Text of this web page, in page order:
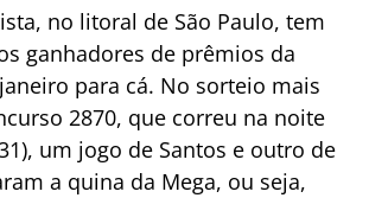
no litoral de São Paulo, tem
ganhadores de prêmios da
para cá. No sorteio mais
2870, que correu na noite
um jogo de Santos e outro de
a quina da Mega, ou seja,